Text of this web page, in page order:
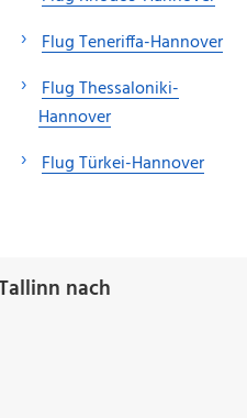
Flug Teneriffa-Hannover
Flug Thessaloniki-
Hannover
Flug Türkei-Hannover
nach